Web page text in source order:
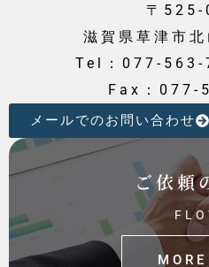
〒525-
滋賀県草津市
Tel：077-563-
Fax：077-
メールでのお問い合わせ
ご依頼